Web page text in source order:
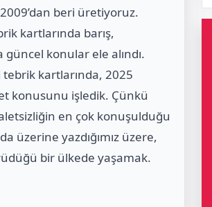
beri üretiyoruz.
kartlarında barış,
güncel konular ele alındı.
tebrik kartlarında, 2025
konusunu işledik. Çünkü
en çok konuşulduğu
üzerine yazdığımız üzere,
bir ülkede yaşamak.